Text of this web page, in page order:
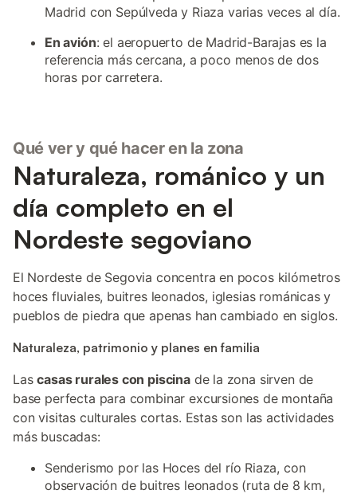
Madrid con Sepúlveda y Riaza varias veces al día.
En avión: el aeropuerto de Madrid-Barajas es la
referencia más cercana, a poco menos de dos
horas por carretera.
Qué ver y qué hacer en la zona
Naturaleza, románico y un
día completo en el
Nordeste segoviano
El Nordeste de Segovia concentra en pocos kilómetros
hoces fluviales, buitres leonados, iglesias románicas y
pueblos de piedra que apenas han cambiado en siglos.
Naturaleza, patrimonio y planes en familia
Lascasas rurales con piscinade la zona sirven de
base perfecta para combinar excursiones de montaña
con visitas culturales cortas. Estas son las actividades
más buscadas:
Senderismo por las Hoces del río Riaza, con
observación de buitres leonados (ruta de 8 km,